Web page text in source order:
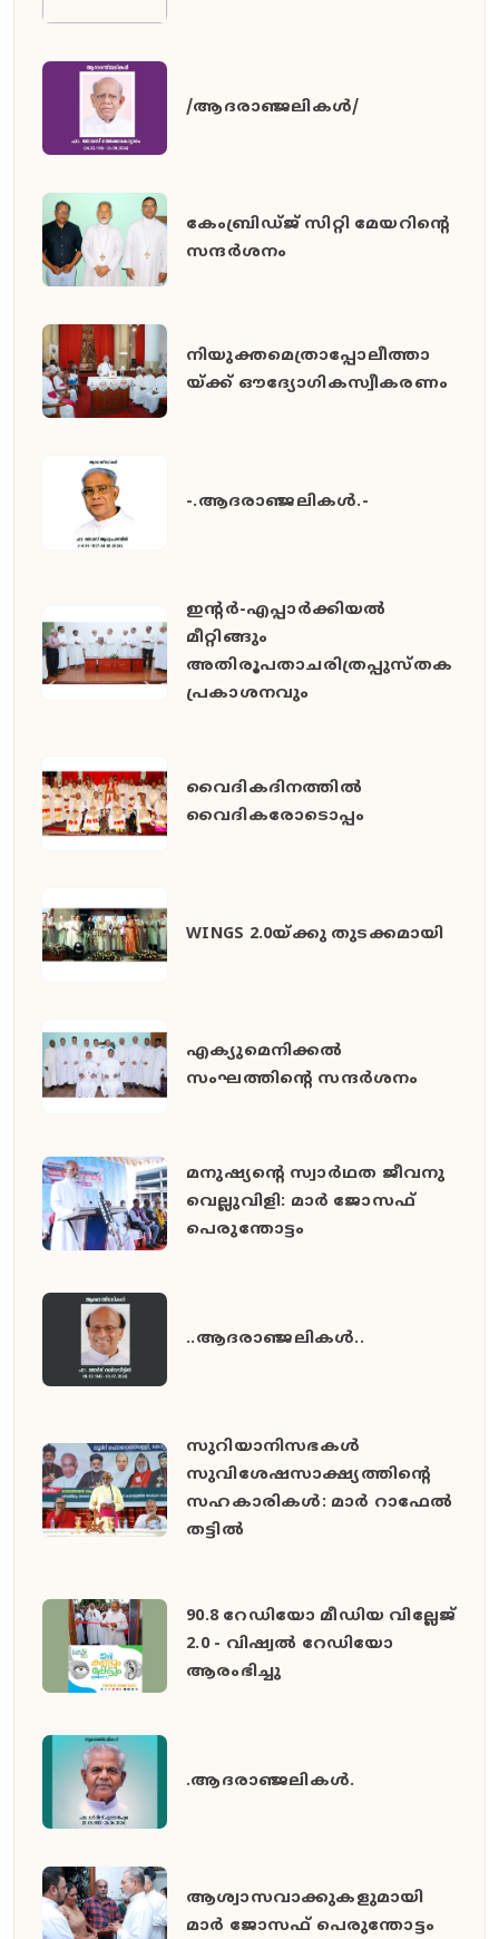
/ആദരാഞ്ജലികൾ/
കേംബ്രിഡ്ജ് സിറ്റി മേയറിൻ്റെ
സന്ദർശനം
നിയുക്തമെത്രാപ്പോലീത്താ
യ്ക്ക് ഔദ്യോഗികസ്വീകരണം
-.ആദരാഞ്ജലികൾ.-
ഇൻ്റർ-എപ്പാർക്കിയൽ
മീറ്റിങ്ങും
അതിരൂപതാചരിത്രപ്പുസ്തക
പ്രകാശനവും
വൈദികദിനത്തിൽ
വൈദികരോടൊപ്പം
WINGS 2.0യ്ക്കു തുടക്കമായി
എക്യുമെനിക്കൽ
സംഘത്തിന്റെ സന്ദർശനം
മനുഷ്യൻ്റെ സ്വാർഥത ജീവനു
വെല്ലുവിളി: മാർ ജോസഫ്
പെരുന്തോട്ടം
..ആദരാഞ്ജലികൾ..
സുറിയാനിസഭകൾ
സുവിശേഷസാക്ഷ്യത്തിൻ്റെ
സഹകാരികൾ: മാർ റാഫേൽ
തട്ടിൽ
90.8 റേഡിയോ മീഡിയ വില്ലേജ്
2.0 - വിഷ്വൽ റേഡിയോ
ആരംഭിച്ചു
.ആദരാഞ്ജലികൾ.
ആശ്വാസവാക്കുകളുമായി
മാർ ജോസഫ് പെരുന്തോട്ടം